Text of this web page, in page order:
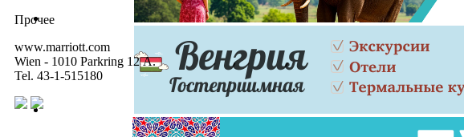
Прочее
www.marriott.com
Wien - 1010 Parkring 12 А.
Tel. 43-1-515180